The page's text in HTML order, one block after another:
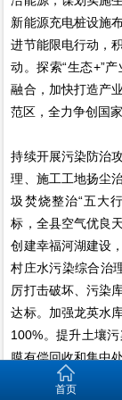
新能源充电桩设施
进节能限电行动，
动。探索“生态+”
融合，加快打造产
范区，全力争创国
持续开展污染防治
理、施工工地扬尘
圾焚烧整治“五大
标，全县空气优良
创建幸福河湖建设
村庄水污染综合治
厉打击破坏、污染
达标。加强龙英水
100%。提升土壤
膜有偿回收和集中
用，推动无害化垃
首页